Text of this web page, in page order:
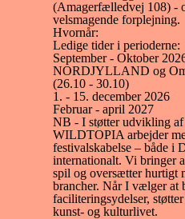
(Amagerfælledvej 108) -
velsmagende forplejning.
Hvornår:
Ledige tider i perioderne:
September - Oktober
NORDJYLLAND og
(26.10 - 30.10)
1. - 15. december 2026
Februar - april 2027
NB - I støtter udvikling
WILDTOPIA arbejder
festivalskabelse – både i
internationalt. Vi bringer
spil og oversætter hurtigt
brancher. Når I vælger at
faciliteringsydelser,
kunst- og kulturlivet.